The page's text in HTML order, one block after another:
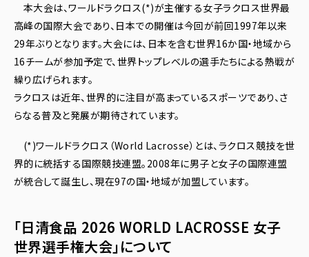
本大会は、ワールドラクロス(*)が主催する女子ラクロス世界最
高峰の国際大会であり、日本での開催は今回が前回1997年以来
29年ぶりとなります。大会には、日本を含む世界16か国・地域から
16チームが参加予定で、世界トップレベルの選手たちによる熱戦が
繰り広げられます。
ラクロスは近年、世界的に注目が高まっているスポーツであり、さ
らなる普及と発展が期待されています。
(*)ワールドラクロス（World Lacrosse）とは、ラクロス競技を世
界的に統括する国際競技連盟。2008年に男子と女子の国際連盟
が統合して誕生し、現在97の国・地域が加盟しています。
「日清食品 2026 WORLD LACROSSE 女子
世界選手権大会」について